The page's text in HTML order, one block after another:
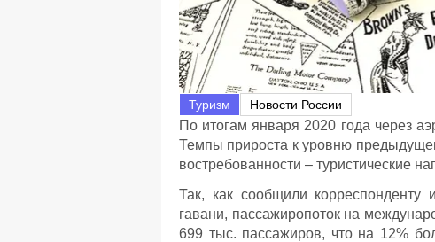
Туризм Новости России
По итогам января 2020 года через
Темпы прироста к уровню
востребованности – туристические
Так, как сообщили
гавани, пассажиропоток на
699 тыс. пассажиров, что на 12%